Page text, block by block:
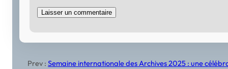
Prev :Semaine internationale des Archives 2025 : une